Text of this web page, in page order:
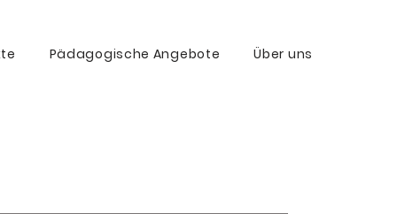
Pädagogische Angebote Über uns